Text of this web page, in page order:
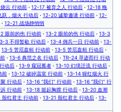
云 行动前 · 12-17 被弃之人 行动后 · 12-18 晚
跃，烟火 行动后 · 12-20 诚挚邀请 行动前 · 12-
· 12-21 战场静悄悄
眼前的伤 行动前 · 13-2 眼前的伤 行动后 · 13-3
3 不得暂歇 行动后 · 13-4 佣兵一日 行动前 · 13-
13-5 苦厄盘桓 行动前 · 13-5 苦厄盘桓 行动后 ·
· 13-6 典范之名 行动后 · TR-24 寻迹而行 行动
动后 · 13-9 窥冠冕者 · 13-10 幻境迁流 行动后 ·
前 · 13-12 破碎温室 行动前 · 13-14 猩红烟火 行
行动后 · 13-16 “我们” 行动前 · 13-16 “我们” 行
行动前 · 13-18 挺起胸膛 行动后 · 13-20 血潮
殷红君主 行动前 · 13-21 殷红君主 行动后 · 13-